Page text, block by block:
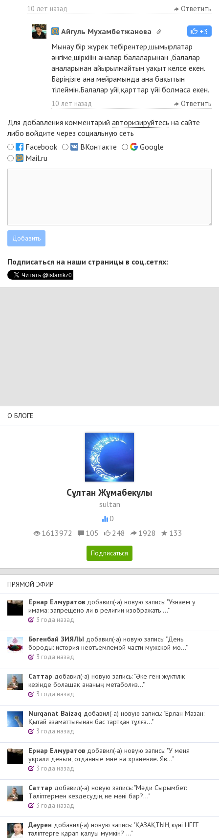
10 лет назад Ответить
Айгуль Мухамбетжанова
+3
Мынау бір жүрек тебірентер,шымырлатар
әнгіме,шіркііін аналар балаларынан ,балалар
аналарынан айырылмайтын уақыт келсе екен.
Бәріңізге ана мейрамында ана бақытын
тілеймін.Балалар уйі,қарттар үйі болмаса екен.
10 лет назад Ответить
Для добавления комментарий авторизируйтесь на сайте
либо войдите через социальную сеть
Facebook
ВКонтакте
Google
Mail.ru
Подписаться на наши страницы в соц.сетях:
О БЛОГЕ
Сұлтан Жұмабекұлы
sultan
0
1613972
105 248 1928 133
ПРЯМОЙ ЭФИР
Ернар Елмуратов добавил(-а) новую запись: "Узнаем у
имама: запрещено ли в религии изображать ..."
3 года назад
Бөгенбай ЗИЯЛЫ добавил(-а) новую запись: "День
бороды: история неотъемлемой части мужской мо..."
3 года назад
Cаттар добавил(-а) новую запись: "Әке гені жүктілік
кезінде болашақ ананың метаболиз..."
3 года назад
Nurqanat Baizaq добавил(-а) новую запись: "Ерлан Мазан:
Қытай азаматтығынан бас тартқан тұлға..."
3 года назад
Ернар Елмуратов добавил(-а) новую запись: "У меня
украли деньги, отданные мне на хранение. Яв..."
3 года назад
Cаттар добавил(-а) новую запись: "Мәди Сырымбет:
Тәліптермен кездесудің не мәні бар?..."
3 года назад
Дәурен добавил(-а) новую запись: "ҚАЗАҚТЫҢ күні НЕГЕ
тәліптерге қарап қалуы мүмкін? ..."